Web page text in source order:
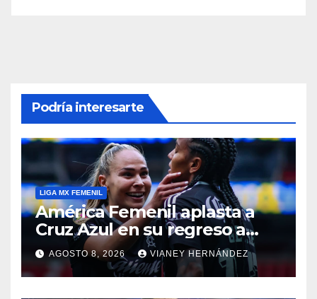
Podría interesarte
LIGA MX FEMENIL
América Femenil aplasta a
Cruz Azul en su regreso a
casa
AGOSTO 8, 2026 VIANEY HERNÁNDEZ